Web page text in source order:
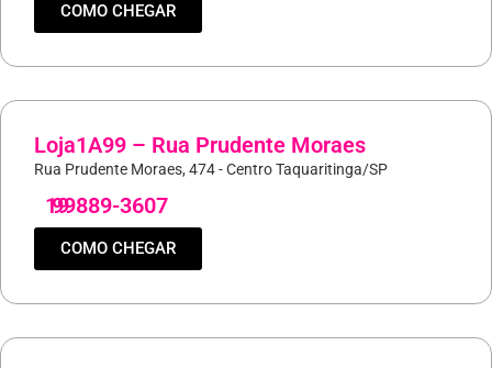
COMO CHEGAR
Loja1A99 – Rua Prudente Moraes
Rua Prudente Moraes, 474 - Centro Taquaritinga/SP
19
99889-3607
COMO CHEGAR